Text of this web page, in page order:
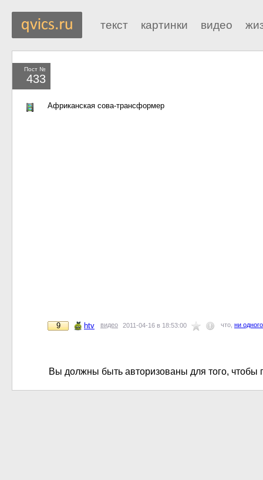
текст картинки видео
Пост №
433
Африканская сова-трансформер
9 htv видео 2011-04-16 в 18:53:00 что, ни
Вы должны быть авторизованы для того, чтобы